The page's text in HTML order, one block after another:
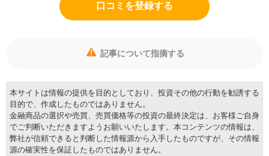
口コミを登録する
記事について指摘する
本サイトは情報の提供を目的としており、投資その他の行動を勧誘する
目的で、作成したものではありません。
金融商品の選択や売買、売買価格等の投資の最終決定は、お客様ご自身
でご判断いただきますようお願いいたします。本コンテンツの情報は、
弊社が信頼できると判断した情報源から入手したものですが、その情報
源の確実性を保証したものではありません。